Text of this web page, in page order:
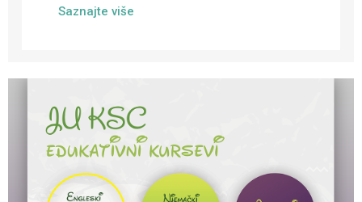
Saznajte više